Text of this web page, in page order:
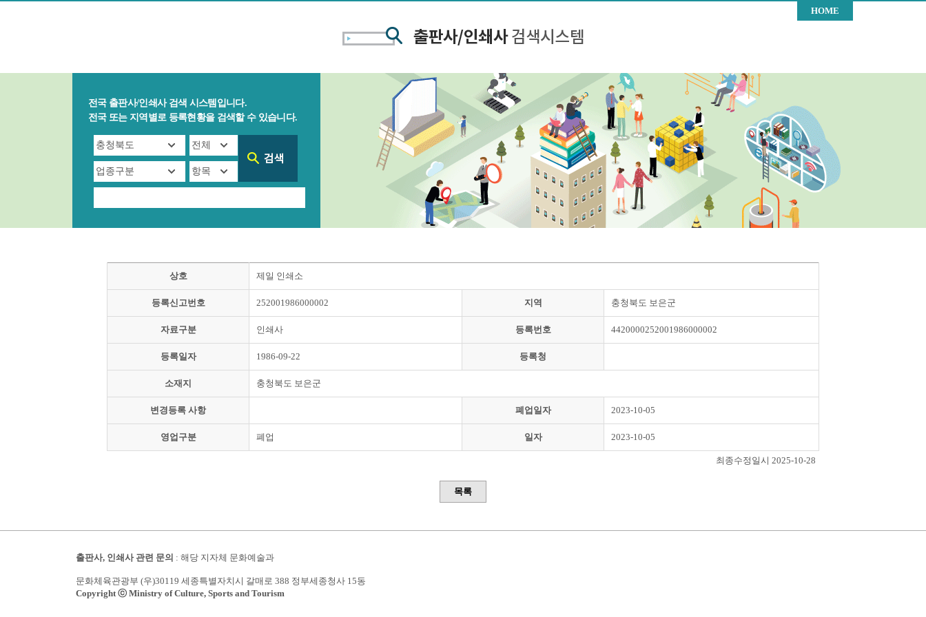
HOME
전국 출판사/인쇄사 검색 시스템입니다.
전국 또는 지역별로 등록현황을 검색할 수 있습니다.
상호 제일 인쇄소
등록신고번호 252001986000002 지역 충청북도 보은군
자료구분 인쇄사 등록번호 4420000252001986000002
등록일자 1986-09-22 등록청
소재지 충청북도 보은군
변경등록 사항 폐업일자 2023-10-05
영업구분 폐업 일자 2023-10-05
최종수정일시 2025-10-28
목록
출판사, 인쇄사 관련 문의 : 해당 지자체 문화예술과
문화체육관광부 (우)30119 세종특별자치시 갈매로 388 정부세종청사 15동
Copyright ⓒ Ministry of Culture, Sports and Tourism